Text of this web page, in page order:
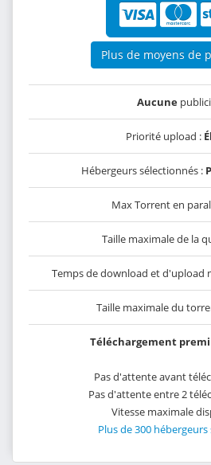
Plus de moyens de
Aucune
Priorité upload :
Hébergeurs sélectionnés :
Max Torrent en
Taille maximale de la
Temps de download et d'upload
Taille maximale du
Téléchargement
Pas d'attente avant
Pas d'attente entre 2
Vitesse maximale
Plus de 300